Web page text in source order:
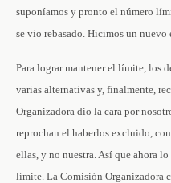
suponíamos y pronto el número
se vio rebasado. Hicimos un nuevo
Para lograr mantener el límite, los
varias alternativas y, finalmente,
Organizadora dio la cara por
reprochan el haberlos excluido,
ellas, y no nuestra. Así que ahora
límite. La Comisión Organizadora